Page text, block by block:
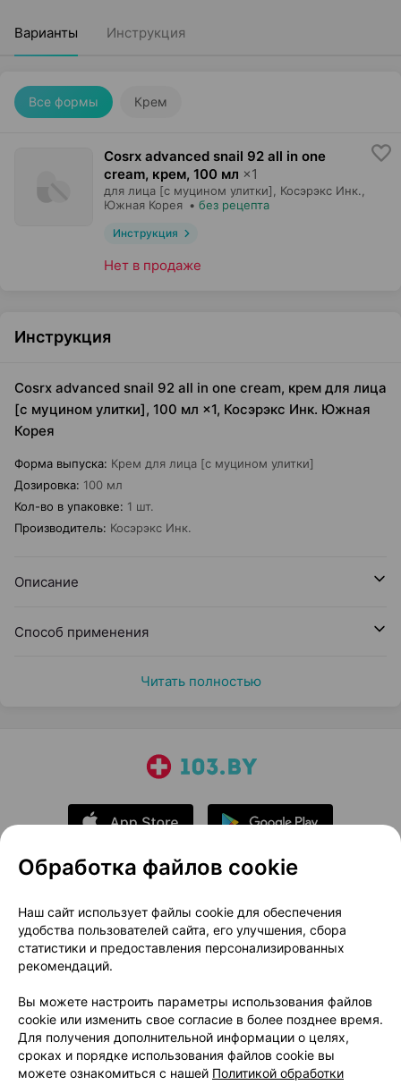
Варианты Инструкция
Все формы Крем
Cosrx advanced snail 92 all in one
cream, крем, 100 мл ×1
для лица [с муцином улитки], Косэрэкс Инк.
Южная Корея • без рецепта
Инструкция
Нет в продаже
Инструкция
Cosrx advanced snail 92 all in one cream, крем для лица
[с муцином улитки], 100 мл ×1, Косэрэкс Инк. Южная
Корея
Форма выпуска: Крем для лица [с муцином улитки]
Дозировка: 100 мл
Кол-во в упаковке: 1 шт.
Производитель: Косэрэкс Инк.
Описание
Способ применения
Читать полностью
О проекте
Новости проекта
Размещение рекламы
Медицинский маркетинг
Публичный договор
Доставка
Способы оплаты
Вакансии
Партнеры
Написать руководителю 103.by
Написать в поддержку
Обработка файлов cookie
Наш сайт использует файлы cookie для обеспечения
удобства пользователей сайта, его улучшения, сбора
статистики и предоставления персонализированных
рекомендаций.
Вы можете настроить параметры использования файлов
cookie или изменить свое согласие в более позднее время.
Для получения дополнительной информации о целях,
сроках и порядке использования файлов cookie вы
можете ознакомиться с нашей Политикой обработки